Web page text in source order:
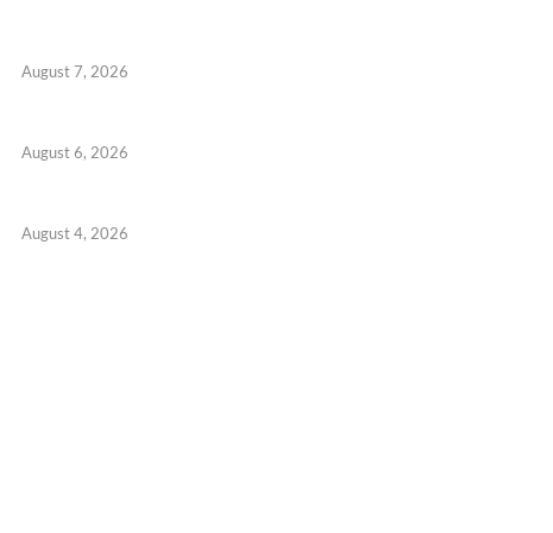
August 7, 2026
August 6, 2026
August 4, 2026